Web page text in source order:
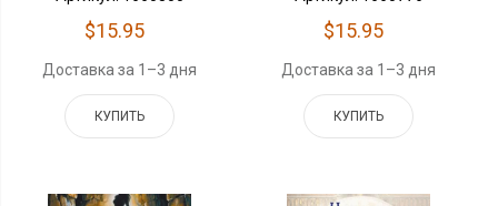
$15.95
Доставка за 1–3 дня
КУПИТЬ
$15.95
Доставка за 1–3 дня
КУПИТЬ